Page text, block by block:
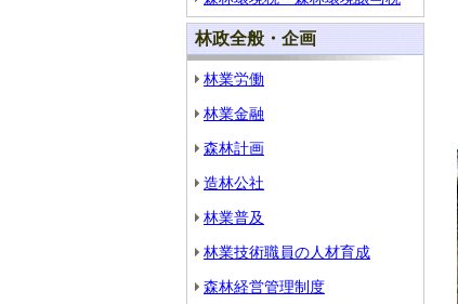
林政全般・企画
林業労働
林業金融
森林計画
造林公社
林業普及
林業技術職員の人材育成
森林経営管理制度